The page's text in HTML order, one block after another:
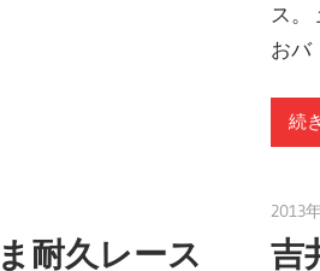
ス。
おバ
続
耐久レース
2013
吉